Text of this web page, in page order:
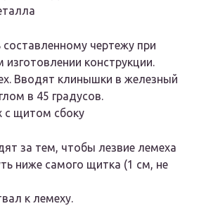
чертежу при
конструкции.
Вводят клинышки в железный
в 45 градусов.
с щитом сбоку
за тем, чтобы лезвие лемеха
ниже самого щитка (1 см, не
к лемеху.